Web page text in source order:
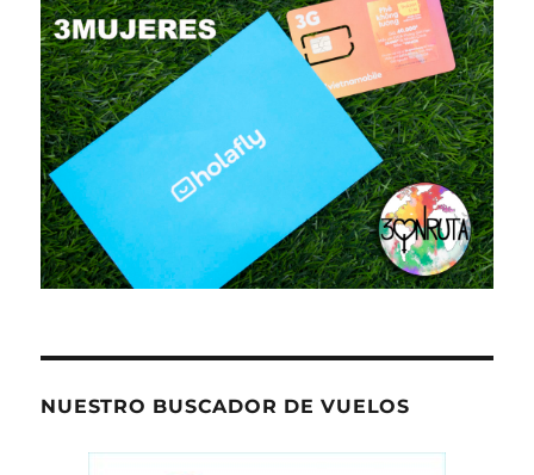
NUESTRO BUSCADOR DE VUELOS